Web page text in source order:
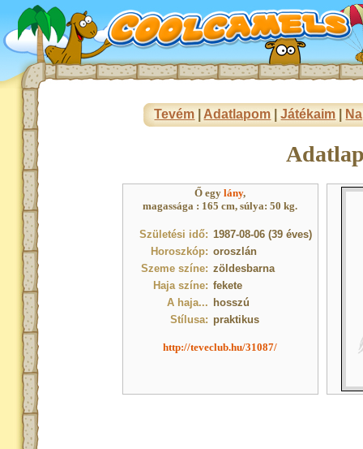
Tevém Adatlapom |Játékaim
Ő egy lány,
magassága : 165 cm, súlya: 50 kg.
Születési idő: 1987-08-06 (39 éves)
Horoszkóp: oroszlán
Szeme színe: zöldesbarna
Haja színe: fekete
A haja... hosszú
Stílusa: praktikus
http://teveclub.hu/31087/